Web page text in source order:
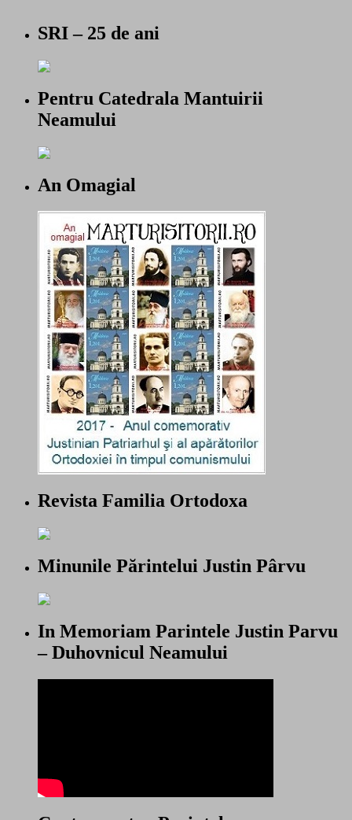
SRI – 25 de ani
Pentru Catedrala Mantuirii
Neamului
An Omagial
Revista Familia Ortodoxa
Minunile Părintelui Justin Pârvu
In Memoriam Parintele Justin Parvu
– Duhovnicul Neamului